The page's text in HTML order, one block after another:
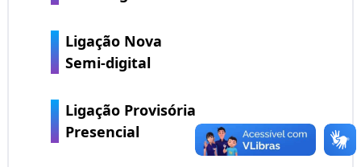
Ligação Nova
Semi-digital
Ligação Provisória
Presencial